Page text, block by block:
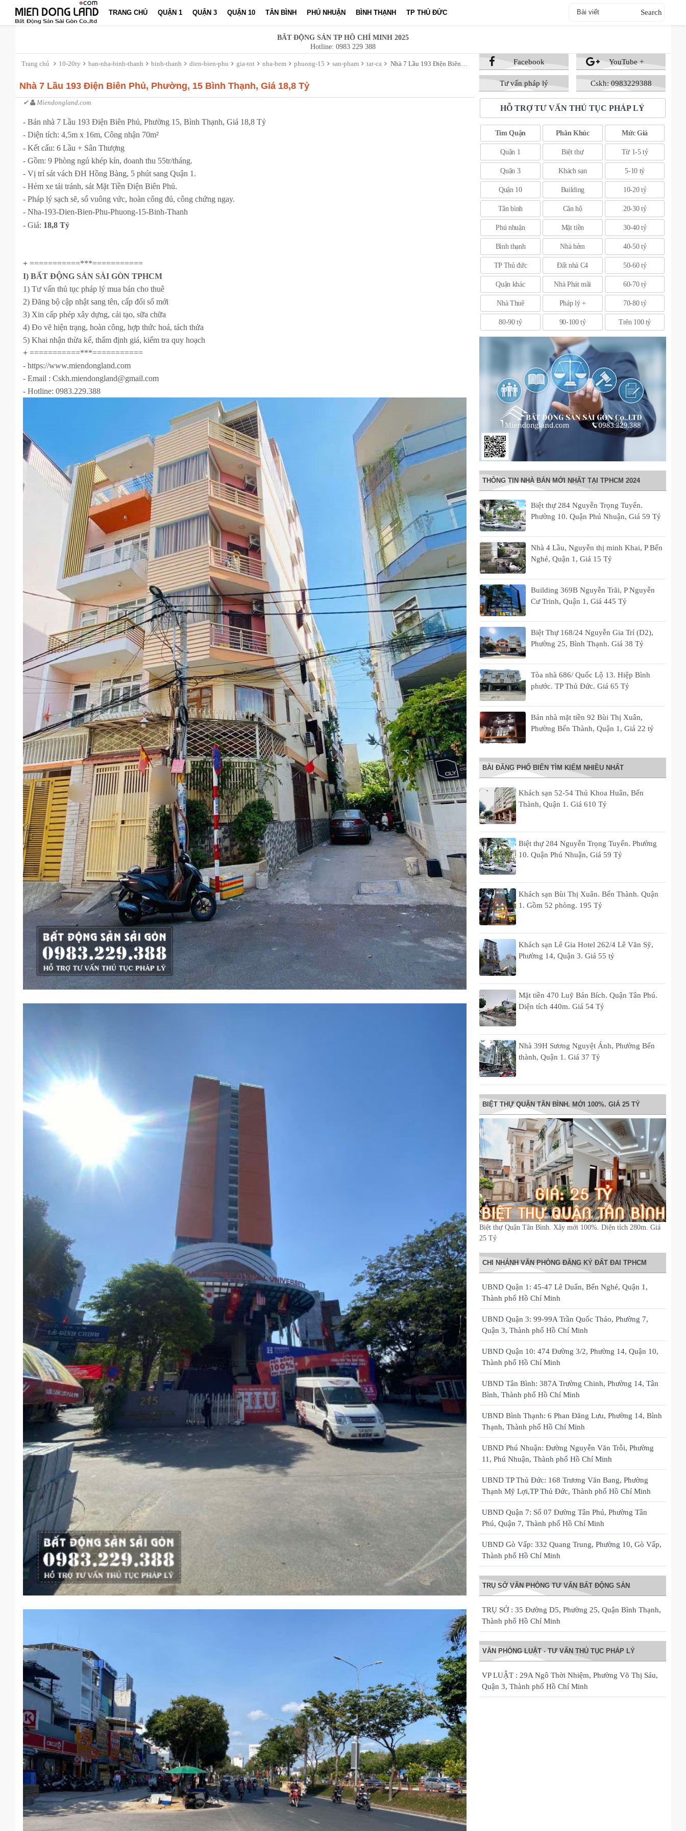
TRANG CHỦ QUẬN 1 QUẬN 3 QUẬN 10 TÂN BÌNH PHÚ NHUẬN BÌNH THẠNH TP THỦ ĐỨC
BẤT ĐỘNG SẢN TP HỒ CHÍ MINH 2025
Hotline: 0983 229 388
Trang chủ 10-20ty ban-nha-binh-thanh binh-thanh dien-bien-phu gia-tot nha-hem phuong-15 san-pham tat-ca Nhà 7 Lầu 193 Điện Biên Phủ, Phường, 15 Bình Thạnh, Giá 18,8 Tỷ
Nhà 7 Lầu 193 Điện Biên Phủ, Phường, 15 Bình Thạnh, Giá 18,8 Tỷ
✔ Miendongland.com
- Bán nhà 7 Lầu 193 Điện Biên Phủ, Phường 15, Bình Thạnh, Giá 18,8 Tỷ
- Diện tích: 4,5m x 16m, Công nhận 70m²
- Kết cấu: 6 Lầu + Sân Thượng
- Gồm: 9 Phòng ngủ khép kín, doanh thu 55tr/tháng.
- Vị trí sát vách ĐH Hồng Bàng, 5 phút sang Quận 1.
- Hẻm xe tải tránh, sát Mặt Tiền Điện Biên Phủ.
- Pháp lý sạch sẽ, sổ vuông vức, hoàn công đủ, công chứng ngay.
- Nha-193-Dien-Bien-Phu-Phuong-15-Binh-Thanh
- Giá: 18,8 Tỷ
+===========***===========
I) BẤT ĐỘNG SẢN SÀI GÒN TPHCM
1) Tư vấn thủ tục pháp lý mua bán cho thuê
2) Đăng bộ cập nhật sang tên, cấp đổi sổ mới
3) Xin cấp phép xây dựng, cải tạo, sữa chữa
4) Đo vẽ hiện trạng, hoàn công, hợp thức hoá, tách thửa
5) Khai nhận thừa kế, thẩm định giá, kiểm tra quy hoạch
+===========***===========
- https://www.miendongland.com
- Email : Cskh.miendongland@gmail.com
- Hotline: 0983.229.388
Facebook YouTube +
Tư vấn pháp lý Cskh: 0983229388
HỖ TRỢ TƯ VẤN THỦ TỤC PHÁP LÝ
Tìm Quận Phân Khúc Mức Giá
Quận 1 Biệt thự Từ 1-5 tỷ
Quận 3 Khách sạn 5-10 tỷ
Quận 10 Building 10-20 tỷ
Tân bình Căn hộ 20-30 tỷ
Phú nhuận Mặt tiền 30-40 tỷ
Bình thạnh Nhà hẻm 40-50 tỷ
TP Thủ đức Đất nhà C4 50-60 tỷ
Quận khác Nhà Phát mãi 60-70 tỷ
Nhà Thuê Pháp lý + 70-80 tỷ
80-90 tỷ 90-100 tỷ Trên 100 tỷ
THÔNG TIN NHÀ BÁN MỚI NHẤT TẠI TPHCM 2024
Biệt thự 284 Nguyễn Trọng Tuyển.
Phường 10. Quận Phú Nhuận, Giá 59 Tỷ
Nhà 4 Lầu, Nguyễn thị minh Khai, P Bến
Nghé, Quận 1, Giá 15 Tỷ
Building 369B Nguyễn Trãi, P Nguyễn
Cư Trinh, Quận 1, Giá 445 Tỷ
Biệt Thự 168/24 Nguyễn Gia Trí (D2),
Phường 25, Bình Thạnh. Giá 38 Tỷ
Tòa nhà 686/ Quốc Lộ 13. Hiệp Bình
phước. TP Thủ Đức. Giá 65 Tỷ
Bán nhà mặt tiền 92 Bùi Thị Xuân,
Phường Bến Thành, Quận 1, Giá 22 tỷ
BÀI ĐĂNG PHỔ BIẾN TÌM KIẾM NHIỀU NHẤT
Khách sạn 52-54 Thủ Khoa Huân, Bến
Thành, Quận 1. Giá 610 Tỷ
Biệt thự 284 Nguyễn Trọng Tuyển. Phường
10. Quận Phú Nhuận, Giá 59 Tỷ
Khách sạn Bùi Thị Xuân. Bến Thành. Quận
1. Gồm 52 phòng. 195 Tỷ
Khách sạn Lê Gia Hotel 262/4 Lê Văn Sỹ,
Phường 14, Quận 3. Giá 55 tỷ
Mặt tiền 470 Luỹ Bán Bích. Quận Tân Phú.
Diện tích 440m. Giá 54 Tỷ
Nhà 39H Sương Nguyệt Ánh, Phường Bến
thành, Quận 1. Giá 37 Tỷ
BIỆT THỰ QUẬN TÂN BÌNH. MỚI 100%. GIÁ 25 TỶ
Biệt thự Quận Tân Bình. Xây mới 100%. Diện tích 280m. Giá
25 Tỷ
CHI NHÁNH VĂN PHÒNG ĐĂNG KÝ ĐẤT ĐAI TPHCM
UBND Quận 1: 45-47 Lê Duẩn, Bến Nghé, Quận 1,
Thành phố Hồ Chí Minh
UBND Quận 3: 99-99A Trần Quốc Thảo, Phường 7,
Quận 3, Thành phố Hồ Chí Minh
UBND Quận 10: 474 Đường 3/2, Phường 14, Quận 10,
Thành phố Hồ Chí Minh
UBND Tân Bình: 387A Trường Chinh, Phường 14, Tân
Bình, Thành phố Hồ Chí Minh
UBND Bình Thạnh: 6 Phan Đăng Lưu, Phường 14, Bình
Thạnh, Thành phố Hồ Chí Minh
UBND Phú Nhuận: Đường Nguyễn Văn Trỗi, Phường
11, Phú Nhuận, Thành phố Hồ Chí Minh
UBND TP Thủ Đức: 168 Trương Văn Bang, Phường
Thạnh Mỹ Lợi,TP Thủ Đức, Thành phố Hồ Chí Minh
UBND Quận 7: Số 07 Đường Tân Phú, Phường Tân
Phú, Quận 7, Thành phố Hồ Chí Minh
UBND Gò Vấp: 332 Quang Trung, Phường 10, Gò Vấp,
Thành phố Hồ Chí Minh
TRỤ SỞ VĂN PHÒNG TƯ VẤN BẤT ĐỘNG SẢN
TRỤ SỞ : 35 Đường D5, Phường 25, Quận Bình Thạnh,
Thành phố Hồ Chí Minh
VĂN PHÒNG LUẬT - TƯ VẤN THỦ TỤC PHÁP LÝ
VP LUẬT : 29A Ngô Thời Nhiệm, Phường Võ Thị Sáu,
Quận 3, Thành phố Hồ Chí Minh